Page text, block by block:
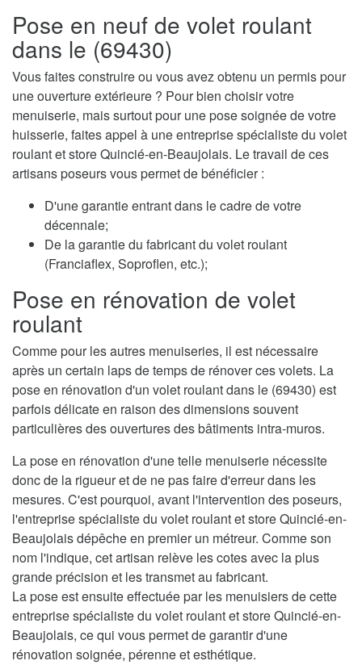
Pose en neuf de volet roulant
dans le (69430)
Vous faites construire ou vous avez obtenu un permis pour
une ouverture extérieure ? Pour bien choisir votre
menuiserie, mais surtout pour une pose soignée de votre
huisserie, faites appel à une entreprise spécialiste du volet
roulant et store Quincié-en-Beaujolais. Le travail de ces
artisans poseurs vous permet de bénéficier :
D'une garantie entrant dans le cadre de votre
décennale;
De la garantie du fabricant du volet roulant
(Franciaflex, Soproflen, etc.);
Pose en rénovation de volet
roulant
Comme pour les autres menuiseries, il est nécessaire
après un certain laps de temps de rénover ces volets. La
pose en rénovation d'un volet roulant dans le (69430) est
parfois délicate en raison des dimensions souvent
particulières des ouvertures des bâtiments intra-muros.
La pose en rénovation d'une telle menuiserie nécessite
donc de la rigueur et de ne pas faire d'erreur dans les
mesures. C'est pourquoi, avant l'intervention des poseurs,
l'entreprise spécialiste du volet roulant et store Quincié-en-
Beaujolais dépêche en premier un métreur. Comme son
nom l'indique, cet artisan relève les cotes avec la plus
grande précision et les transmet au fabricant.
La pose est ensuite effectuée par les menuisiers de cette
entreprise spécialiste du volet roulant et store Quincié-en-
Beaujolais, ce qui vous permet de garantir d'une
rénovation soignée, pérenne et esthétique.